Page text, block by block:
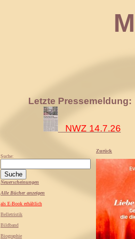
Letzte Pressemeldung:
NWZ 14.7.26
Suche:
Neuerscheinungen
Alle Bücher anzeigen
als E-Book erhältlich
Belletristik
Bildband
Biographie
Zurück